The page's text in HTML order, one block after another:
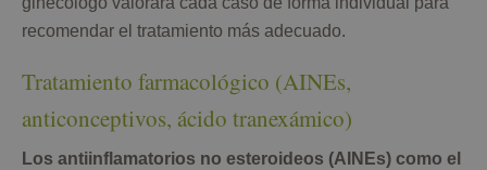
recomendar el tratamiento más adecuado.
Tratamiento farmacológico (AINEs,
anticonceptivos, ácido tranexámico)
Los antiinflamatorios no esteroideos (AINEs) como el